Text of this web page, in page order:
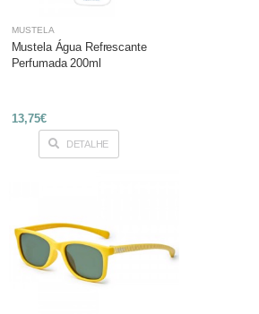
MUSTELA
Mustela Água Refrescante
Perfumada 200ml
13,75€
DETALHE